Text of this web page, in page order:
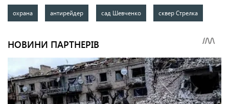
охрана антирейдер сад Шевченко сквер Стрелка